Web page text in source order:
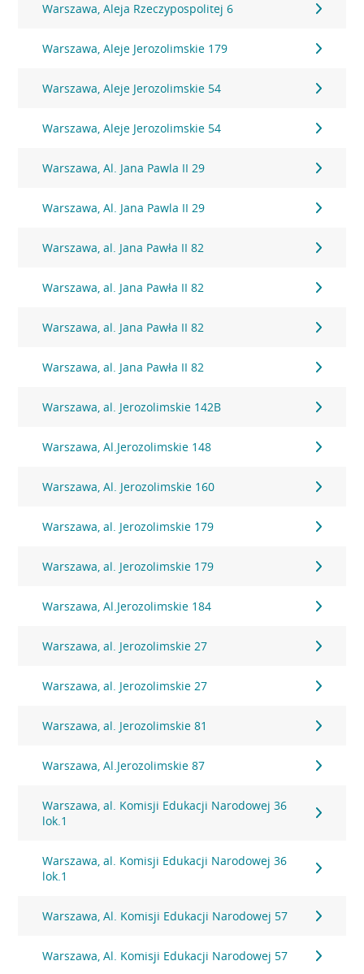
Warszawa, Aleja Rzeczypospolitej 6
Warszawa, Aleje Jerozolimskie 179
Warszawa, Aleje Jerozolimskie 54
Warszawa, Aleje Jerozolimskie 54
Warszawa, Al. Jana Pawla II 29
Warszawa, Al. Jana Pawla II 29
Warszawa, al. Jana Pawła II 82
Warszawa, al. Jana Pawła II 82
Warszawa, al. Jana Pawła II 82
Warszawa, al. Jana Pawła II 82
Warszawa, al. Jerozolimskie 142B
Warszawa, Al.Jerozolimskie 148
Warszawa, Al. Jerozolimskie 160
Warszawa, al. Jerozolimskie 179
Warszawa, al. Jerozolimskie 179
Warszawa, Al.Jerozolimskie 184
Warszawa, al. Jerozolimskie 27
Warszawa, al. Jerozolimskie 27
Warszawa, al. Jerozolimskie 81
Warszawa, Al.Jerozolimskie 87
Warszawa, al. Komisji Edukacji Narodowej 36
lok.1
Warszawa, al. Komisji Edukacji Narodowej 36
lok.1
Warszawa, Al. Komisji Edukacji Narodowej 57
Warszawa, Al. Komisji Edukacji Narodowej 57